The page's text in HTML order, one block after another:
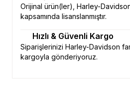
Orijinal ürün(ler), Harley-
kapsamında lisanslanmıştır.
Hızlı & Güvenli Kargo
Siparişlerinizi Harley-Davidson
kargoyla gönderiyoruz.